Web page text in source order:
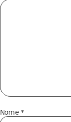
Nome *